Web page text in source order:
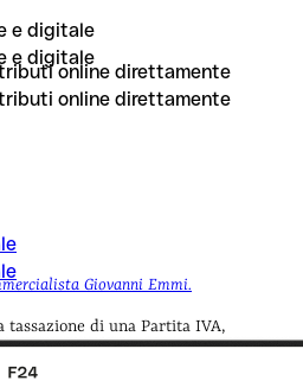
e digitale
online direttamente
fiscali Quali tasse pagano le
Le imposte indirette
Partita IVA - Costi e tasse:
e digitale
online direttamente
Giovanni Emmi.
di una Partita IVA,
importante, ossiale differenze fra
un dettaglio minore, ma in